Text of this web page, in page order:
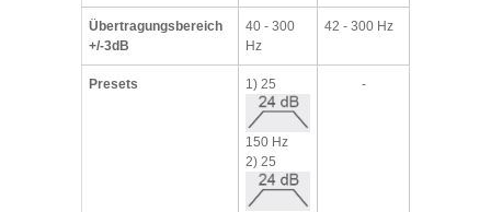
Übertragungsbereich
+/-3dB
40 - 300
Hz
42 - 300 Hz
Presets 1) 25
150 Hz
2) 25
-